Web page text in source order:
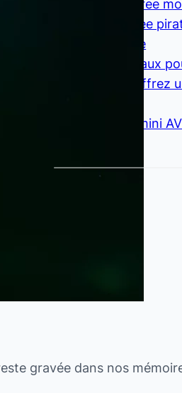
Animation soiree
Soiree deguisee
Applaudimetre
10 Idées cadeaux
chanteuse : Offrez
Boss Katana mini
gravée dans nos